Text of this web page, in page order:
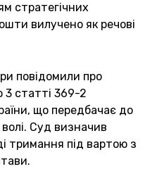
стратегічних
вилучено як речові
повідомили про
3 статті 369-2
що передбачає до
Суд визначив
тримання під вартою з